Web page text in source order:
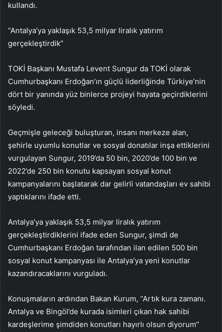
kullandı.
“Antalya’ya yaklaşık 53,5 milyar liralık yatırım
gerçekleştirdik”
TOKİ Başkanı Mustafa Levent Sungur da TOKİ olarak
Cumhurbaşkanı Erdoğan’ın güçlü liderliğinde Türkiye’nin
dört bir yanında yüz binlerce projeyi hayata geçirdiklerini
söyledi.
Geçmişle geleceği buluşturan, insanı merkeze alan,
şehirle uyumlu konutlar ve sosyal donatılar inşa ettiklerini
vurgulayan Sungur, 2019’da 50 bin, 2020’de 100 bin ve
2022’de 250 bin konutu kapsayan sosyal konut
kampanyalarını başlatarak dar gelirli vatandaşları ev sahibi
yaptıklarını ifade etti.
Antalya’ya yaklaşık 53,5 milyar liralık yatırım
gerçekleştirdiklerini ifade eden Sungur, şimdi de
Cumhurbaşkanı Erdoğan tarafından ilan edilen 500 bin
sosyal konut kampanyası ile Antalya’ya yeni konutlar
kazandıracaklarını vurguladı.
Konuşmaların ardından Bakan Kurum, “Artık kura zamanı.
Antalya ve Bingöl’de kurada isimleri çıkan hak sahibi
kardeşlerime şimdiden konutları hayırlı olsun diyorum”